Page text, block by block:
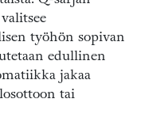
työhön sopivan
edullinen
jakaa
tai